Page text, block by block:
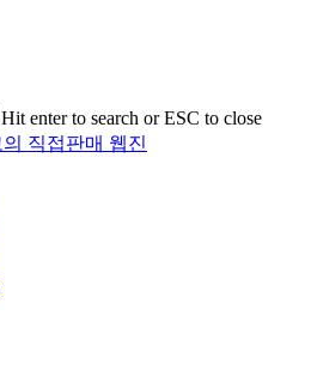
Hit enter to search or ESC to close